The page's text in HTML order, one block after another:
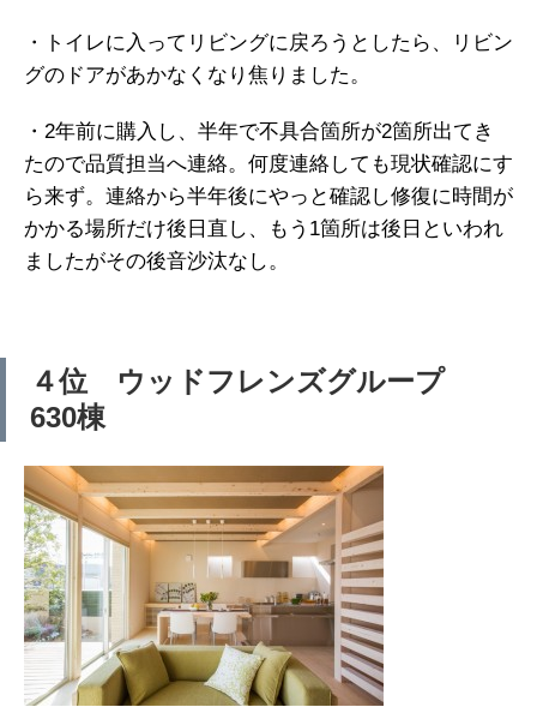
・トイレに入ってリビングに戻ろうとしたら、リビン
グのドアがあかなくなり焦りました。
・2年前に購入し、半年で不具合箇所が2箇所出てき
たので品質担当へ連絡。何度連絡しても現状確認にす
ら来ず。連絡から半年後にやっと確認し修復に時間が
かかる場所だけ後日直し、もう1箇所は後日といわれ
ましたがその後音沙汰なし。
４位 ウッドフレンズグループ
630棟